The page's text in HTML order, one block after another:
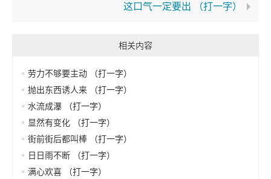
这口气一定要出 （打一字）
相关内容
劳力不够要主动 （打一字）
抛出东西诱人来 （打一字）
水流成瀑 （打一字）
显然有变化 （打一字）
街前街后都叫棒 （打一字）
日日雨不断 （打一字）
满心欢喜 （打一字）